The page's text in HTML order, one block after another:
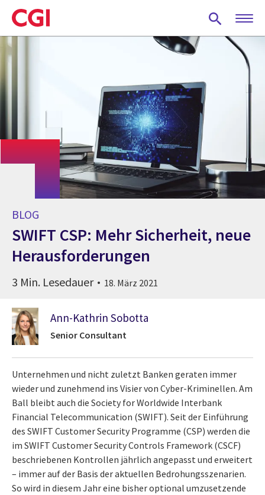
Skip
to
main
BLOG
SWIFT CSP: Mehr Sicherheit, neue
Herausforderungen
3 Min. Lesedauer 18. März 2021
Ann-Kathrin Sobotta
Senior Consultant
Unternehmen und nicht zuletzt Banken geraten immer
wieder und zunehmend ins Visier von Cyber-Kriminellen. Am
Ball bleibt auch die Society for Worldwide Interbank
Financial Telecommunication (SWIFT). Seit der Einführung
des SWIFT Customer Security Programme (CSP) werden die
im SWIFT Customer Security Controls Framework (CSCF)
beschriebenen Kontrollen jährlich angepasst und erweitert
– immer auf der Basis der aktuellen Bedrohungsszenarien.
So wird in diesem Jahr eine bisher optional umzusetzende